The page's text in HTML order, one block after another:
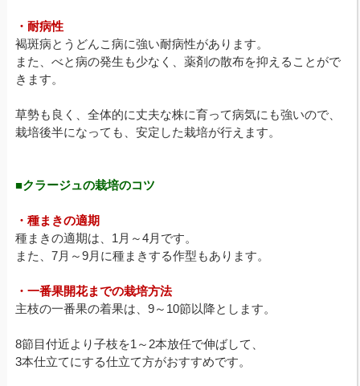
・耐病性
褐斑病とうどんこ病に強い耐病性があります。
また、べと病の発生も少なく、薬剤の散布を抑えることがで
きます。
草勢も良く、全体的に丈夫な株に育って病気にも強いので、
栽培後半になっても、安定した栽培が行えます。
■クラージュの栽培のコツ
・種まきの適期
種まきの適期は、1月～4月です。
また、7月～9月に種まきする作型もあります。
・一番果開花までの栽培方法
主枝の一番果の着果は、9～10節以降とします。
8節目付近より子枝を1～2本放任で伸ばして、
3本仕立てにする仕立て方がおすすめです。